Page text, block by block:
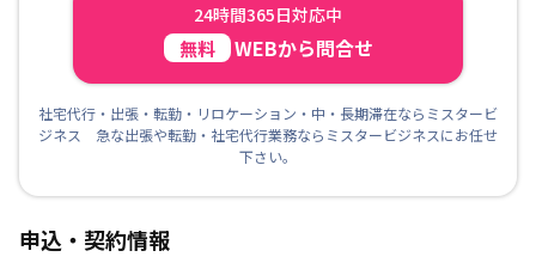
24時間365日対応中
無料 WEBから問合せ
社宅代行・出張・転勤・リロケーション・中・長期滞在ならミスタービ
ジネス 急な出張や転勤・社宅代行業務ならミスタービジネスにお任せ
下さい。
申込・契約情報